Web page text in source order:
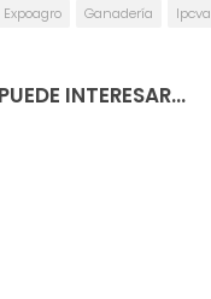
Expoagro Ganadería Ipcva
INTERESAR...